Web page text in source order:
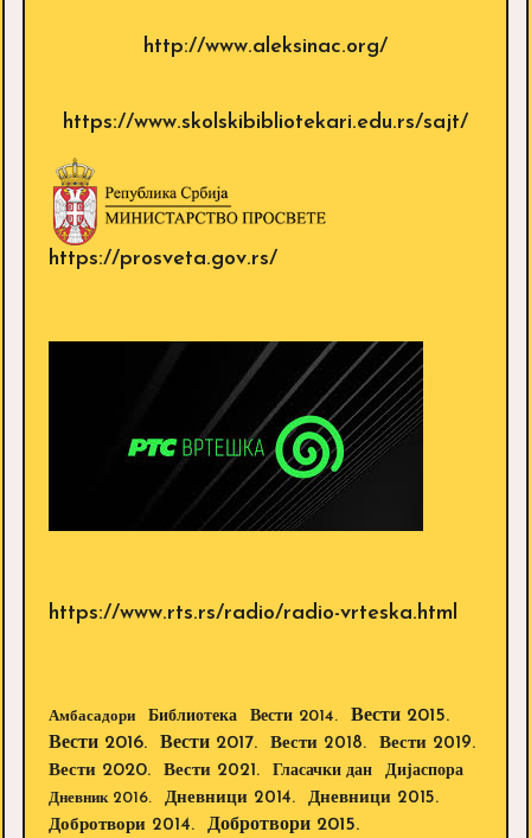
http://www.aleksinac.org/
https://www.skolskibibliotekari.edu.rs/sajt/
https://prosveta.gov.rs/
https://www.rts.rs/radio/radio-vrteska.html
Амбасадори Библиотека Вести 2014.
Вести 2015.
Вести 2016.
Вести 2017. Вести 2018.
Вести 2019.
Вести 2020.
Вести 2021. Гласачки дан Дијаспора
Дневник 2016. Дневници 2014.
Дневници 2015.
Добротвори 2014.
Добротвори 2015.